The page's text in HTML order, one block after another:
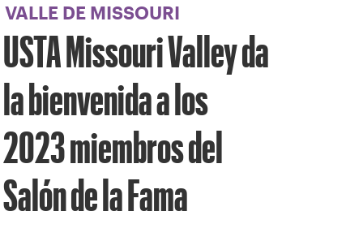
VALLE DE MISSOURI
USTA Missouri Valley da
la bienvenida a los
2023 miembros del
Salón de la Fama